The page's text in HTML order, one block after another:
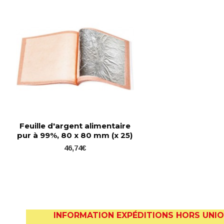
Feuille d'argent alimentaire
pur à 99%, 80 x 80 mm (x 25)
46,74€
INFORMATION EXPÉDITIONS HORS